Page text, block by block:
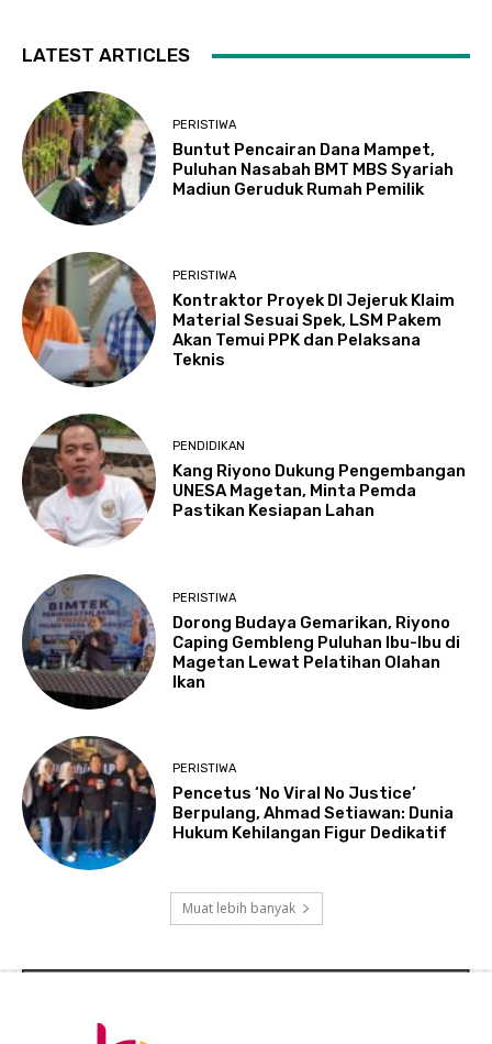
LATEST ARTICLES
PERISTIWA
Buntut Pencairan Dana Mampet,
Puluhan Nasabah BMT MBS Syariah
Madiun Geruduk Rumah Pemilik
PERISTIWA
Kontraktor Proyek DI Jejeruk Klaim
Material Sesuai Spek, LSM Pakem
Akan Temui PPK dan Pelaksana
Teknis
PENDIDIKAN
Kang Riyono Dukung Pengembangan
UNESA Magetan, Minta Pemda
Pastikan Kesiapan Lahan
PERISTIWA
Dorong Budaya Gemarikan, Riyono
Caping Gembleng Puluhan Ibu-Ibu di
Magetan Lewat Pelatihan Olahan
Ikan
PERISTIWA
Pencetus ‘No Viral No Justice’
Berpulang, Ahmad Setiawan: Dunia
Hukum Kehilangan Figur Dedikatif
Muat lebih banyak